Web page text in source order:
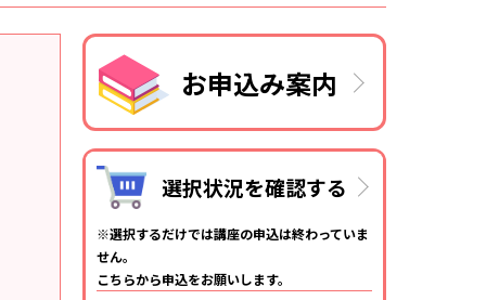
お申込み案内
選択状況を確認する
選択するだけでは講座の申込は終わっていま
せん。
こちらから申込をお願いします。